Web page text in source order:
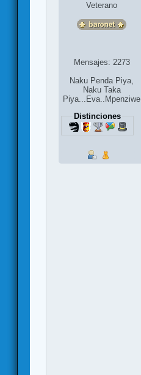
Veterano
Mensajes: 2273
Naku Penda Piya,
Naku Taka
Piya...Eva..Mpenziwe
Distinciones